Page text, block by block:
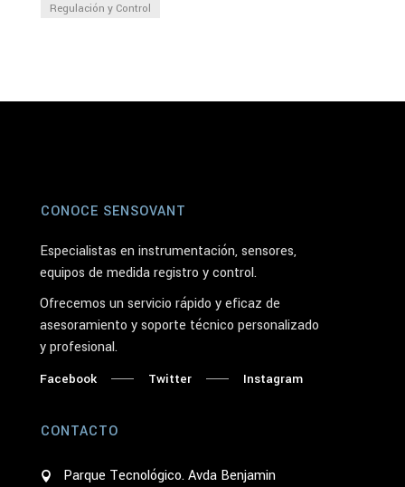
Regulación y Control
CONOCE SENSOVANT
Especialistas en instrumentación, sensores,
equipos de medida registro y control.
Ofrecemos un servicio rápido y eficaz de
asesoramiento y soporte técnico personalizado
y profesional.
Facebook Twitter Instagram
CONTACTO
Parque Tecnológico. Avda Benjamin